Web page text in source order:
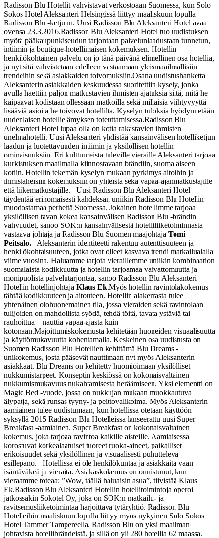
Radisson Blu Hotellit vahvistavat verkostoaan Suomessa, kun Solo
Sokos Hotel Aleksanteri Helsingissä liittyy maaliskuun lopulla
Radisson Blu -ketjuun. Uusi Radisson Blu Aleksanteri Hotel avaa
ovensa 23.3.2016.Radisson Blu Aleksanteri Hotel tuo uudistuksen
myötä pääkaupunkiseudun tarjontaan palvelunlaadustaan tunnetun,
intiimin ja boutique-hotellimaisen kokemuksen. Hotellin
henkilökohtainen palvelu on jo tänä päivänä elimellinen osa hotellia,
ja nyt sitä vahvistetaan edelleen vastaamaan yleismaailmallisiin
trendeihin sekä asiakkaiden toivomuksiin.Osana uudistushanketta
Aleksanterin asiakkaiden keskuudessa suoritettiin kysely, jonka
avulla haettiin paljon matkustavien ihmisten ajatuksia siitä, mitä he
kaipaavat kodistaan ollessaan matkoilla sekä millaisia viihtyvyyttä
lisääviä asioita he toivovat hotellilta. Kyselyn tuloksia hyödynnetään
uudenlaisen hotellielämyksen toteuttamisessa.Radisson Blu
Aleksanteri Hotel lupaa olla on kotia rakastavien ihmisten
unelmahotelli. Uusi Aleksanteri yhdistää kansainvälisen hotelliketjun
laadun ja luotettavuuden intiimin ja yksilöllisen hotellin
ominaisuuksiin. Eri kulttuureista tuleville vieraille Aleksanteri tarjoaa
kurkistuksen maailmalla kiinnostavaan brändiin, suomalaiseen
kotiin. Hotellin tekemän kyselyn mukaan pyrkimys aitoihin ja
ihmisläheisiin kokemuksiin on yhteistä sekä vapaa-ajanmatkustajille
että liikematkustajille.– Uusi Radisson Blu Aleksanteri Hotel
täydentää erinomaisesti kahdeksan uniikin Radisson Blu Hotellin
muodostamaa perhettä Suomessa. Jokainen hotellimme tarjoaa
yksilöllisen tavan kokea kansainvälisen Radisson Blu -brändin
vahvuudet, sanoo SOK:n kansainvälisestä hotelliliiketoiminnasta
vastaava johtaja ja Radisson Blu Suomen maajohtaja Tomi
Peitsalo.– Aleksanterin identiteetti rakentuu autenttisuuteen ja
henkilökohtaisuuteen, jotka ovat olleet kasvava trendi matkailualalla
viime vuosina. Haluamme tarjota vieraillemme uniikin kombinaation
suomalaista kodikkuutta ja hotellin tarjoamaa vaivattomuutta ja
monipuolista palvelutarjontaa, sanoo Radisson Blu Aleksanteri
Hotellin hotellinjohtaja Klaus Ek.Myös hotellin ravintolakokemus
tähtää kodikkuuteen ja aitouteen. Hotellin alakerrasta tulee
yhtenäinen olohuonemainen tila, jossa vieraiden sekä ravintolaan
tulijoiden on mahdollista syödä, tehdä töitä, tavata ystäviä tai
rauhoittua – nauttia vapaa-ajasta kuin
kotonaan.Majoittumiskokemusta kehitetään huoneiden visuaalisuutta
ja käyttömukavuutta kohentamalla. Keskeinen osa uudistusta on
Suomen Radisson Blu Hotellien kehittämä Blu Dreams -
unikokemus, josta pääsevät nauttimaan nyt myös Aleksanterin
asiakkaat. Blu Dreams on kehitetty huomioimaan yksilölliset
nukkumistarpeet. Konseptin keskiössä on kokonaisvaltainen
nukkumismukavuus nukahtamisesta heräämiseen. Yksi elementti on
Magic Bed -vuode, jossa on nukkujan mukaan muokkautuva
älypatja, sekä runsas tyyny- ja peittovalikoima. Myös Aleksanterin
aamiainen tulee uudistumaan, kun hotellissa otetaan käyttöön
syksyllä 2015 Radisson Blu Hotelleissa lanseerattu uusi Super
Breakfast -aamiainen. Super Breakfast on kokonaisvaltainen
kokemus, joka tarjoaa ravintoa kaikille aisteille. Aamiaisessa
korostuvat korkealaatuiset tuoreet ruoka-aineet, paikalliset
erikoisuudet sekä yksilöllinen ja visuaalisesti puhutteleva
esillepano.– Hotellissa ei ole henkilökuntaa ja asiakkaita vaan
isäntäväkeä ja vieraita. Asiakaskokemus on onnistunut, kun
vieraamme toteaa: ”Wow, täällä haluaisin asua”, tiivistää Klaus
Ek.Radisson Blu Aleksanteri Hotellin hotellitoimintoja operoi
jatkossakin Sokotel Oy, joka on SOK:n matkailu- ja
ravitsemusliiketoimintaa harjoittava tytäryhtiö. Radisson Blu
Hotelleihin maaliskuun lopulla liittyy myös nykyinen Solo Sokos
Hotel Tammer Tampereella. Radisson Blu on yksi maailman
johtavista hotellibrändeistä, ja sillä on yli 280 hotellia 62 maassa.